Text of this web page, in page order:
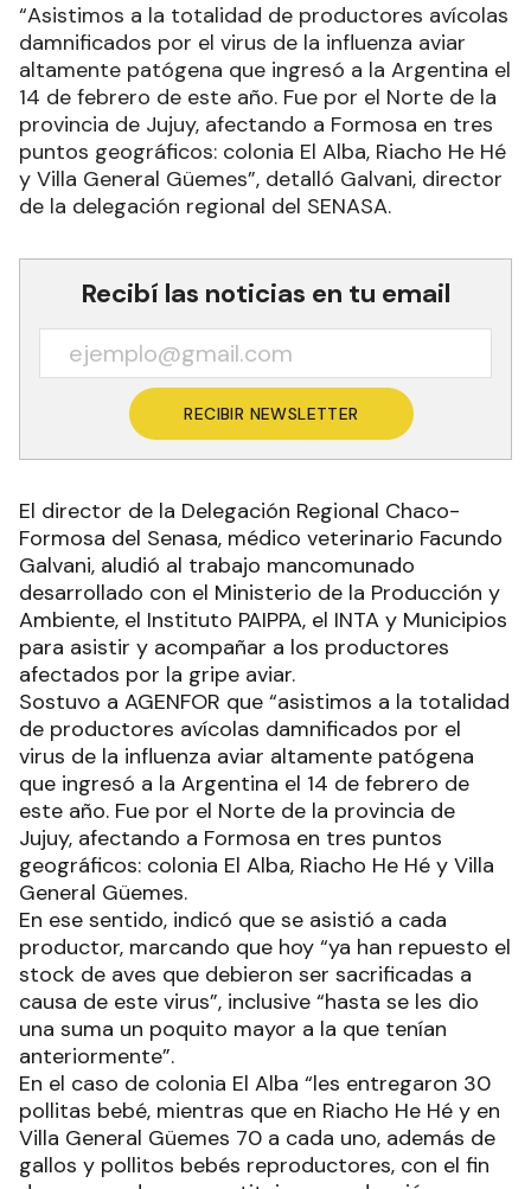
“Asistimos a la totalidad de productores avícolas
damnificados por el virus de la influenza aviar
altamente patógena que ingresó a la Argentina el
14 de febrero de este año. Fue por el Norte de la
provincia de Jujuy, afectando a Formosa en tres
puntos geográficos: colonia El Alba, Riacho He Hé
y Villa General Güemes”, detalló Galvani, director
de la delegación regional del SENASA.
Recibí las noticias en tu email
RECIBIR NEWSLETTER
El director de la Delegación Regional Chaco-
Formosa del Senasa, médico veterinario Facundo
Galvani, aludió al trabajo mancomunado
desarrollado con el Ministerio de la Producción y
Ambiente, el Instituto PAIPPA, el INTA y Municipios
para asistir y acompañar a los productores
afectados por la gripe aviar.
Sostuvo a AGENFOR que “asistimos a la totalidad
de productores avícolas damnificados por el
virus de la influenza aviar altamente patógena
que ingresó a la Argentina el 14 de febrero de
este año. Fue por el Norte de la provincia de
Jujuy, afectando a Formosa en tres puntos
geográficos: colonia El Alba, Riacho He Hé y Villa
General Güemes.
En ese sentido, indicó que se asistió a cada
productor, marcando que hoy “ya han repuesto el
stock de aves que debieron ser sacrificadas a
causa de este virus”, inclusive “hasta se les dio
una suma un poquito mayor a la que tenían
anteriormente”.
En el caso de colonia El Alba “les entregaron 30
pollitas bebé, mientras que en Riacho He Hé y en
Villa General Güemes 70 a cada uno, además de
gallos y pollitos bebés reproductores, con el fin